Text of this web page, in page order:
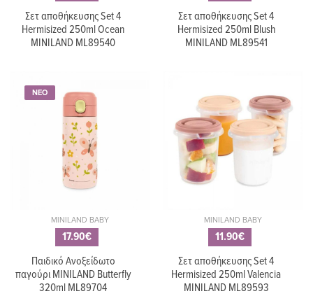
32.90€
Σετ από 2
αποθηκευτικά
δοχεία φαγητού
400 mL MINILAND
NATURSET FROG
12.90€
Παιδικό ποτηράκι
360 MINILAND
Sippy Cup Fantasy
270ml ML89649
ΤΙΜΗ
31.90€
29.70€
Σετ
Baby Kit Dolce
54.90€
Ηλεκτρικός
μύτης Miniland
Σετ αποθήκευσης Set 4
Hermisized 250ml Ocean
MINILAND ML89540
Σετ αποθήκευσης Set 4
Hermisized 250ml Blush
MINILAND ML89541
ΝΕΟ
MINILAND BABY
17.90€
Παιδικό Ανοξείδωτο
παγούρι MINILAND Butterfly
320ml ML89704
MINILAND BABY
11.90€
Σετ αποθήκευσης Set 4
Hermisized 250ml Valencia
MINILAND ML89593